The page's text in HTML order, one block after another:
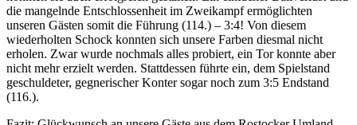
die mangelnde Entschlossenheit im Zweikampf ermöglichten
unseren Gästen somit die Führung (114.) – 3:4! Von diesem
wiederholten Schock konnten sich unsere Farben diesmal nicht
erholen. Zwar wurde nochmals alles probiert, ein Tor konnte aber
nicht mehr erzielt werden. Stattdessen führte ein, dem Spielstand
geschuldeter, gegnerischer Konter sogar noch zum 3:5 Endstand
(116.).